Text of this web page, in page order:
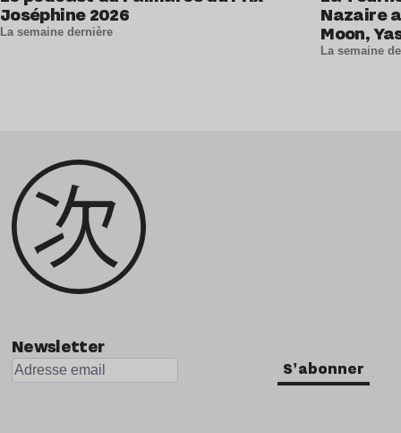
Joséphine 2026
La semaine dernière
Nazaire
Moon,
et La
La semaine
Newsletter
S'abonner